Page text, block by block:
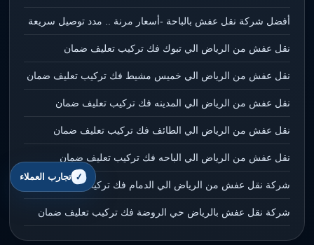
أفضل شركة نقل عفش بالباحة -أسعار مرنة .. مدد توصيل سريعة
نقل عفش من الرياض الي تبوك فك تركيب تعليف ضمان
نقل عفش من الرياض الي خميس مشيط فك تركيب تعليف ضمان
نقل عفش من الرياض الي المدينه فك تركيب تعليف ضمان
نقل عفش من الرياض الي الطائف فك تركيب تعليف ضمان
نقل عفش من الرياض الي الباحه فك تركيب تعليف ضمان
شركة نقل عفش من الرياض الي الدمام فك تركيب تعليف ضمان
شركة نقل عفش بالرياض حي الروضة فك تركيب تعليف ضمان
تجارب العملاء